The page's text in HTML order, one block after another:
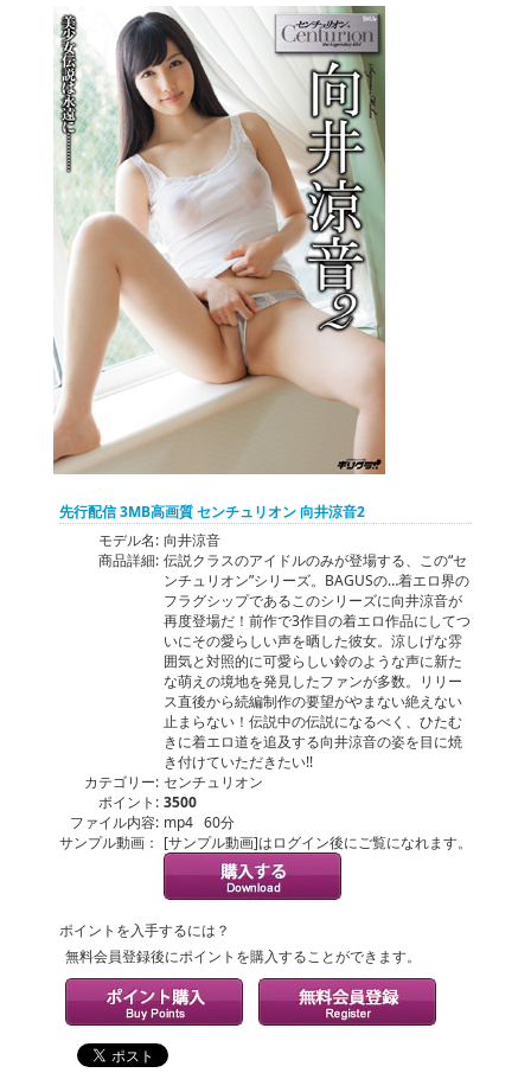
先行配信 3MB高画質 センチュリオン 向井涼音2
モデル名: 向井涼音
商品詳細: 伝説クラスのアイドルのみが登場する、この“セ
ンチュリオン”シリーズ。BAGUSの…着エロ界の
フラグシップであるこのシリーズに向井涼音が
再度登場だ！前作で3作目の着エロ作品にしてつ
いにその愛らしい声を晒した彼女。涼しげな雰
囲気と対照的に可愛らしい鈴のような声に新た
な萌えの境地を発見したファンが多数。リリー
ス直後から続編制作の要望がやまない絶えない
止まらない！伝説中の伝説になるべく、ひたむ
きに着エロ道を追及する向井涼音の姿を目に焼
き付けていただきたい!!
カテゴリー: センチュリオン
ポイント: 3500
ファイル内容: mp4 60分
サンプル動画： [サンプル動画]はログイン後にご覧になれます。
ポイントを入手するには？
無料会員登録後にポイントを購入することができます。